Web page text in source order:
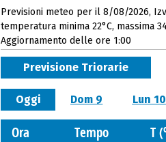
Previsioni meteo per il 8/08/2026,
temperatura minima 22°C, massima
Aggiornamento delle ore 1:00
Previsione Triorarie
Oggi Dom 9 Lun 10
Ora Tempo T (